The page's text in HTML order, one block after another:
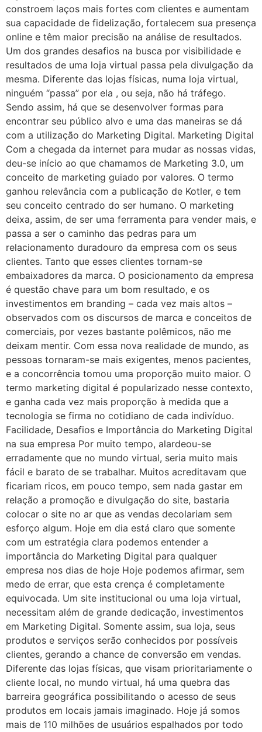
constroem laços mais fortes com clientes e aumentam
sua capacidade de fidelização, fortalecem sua presença
online e têm maior precisão na análise de resultados.
Um dos grandes desafios na busca por visibilidade e
resultados de uma loja virtual passa pela divulgação da
mesma. Diferente das lojas físicas, numa loja virtual,
ninguém “passa” por ela , ou seja, não há tráfego.
Sendo assim, há que se desenvolver formas para
encontrar seu público alvo e uma das maneiras se dá
com a utilização do Marketing Digital. Marketing Digital
Com a chegada da internet para mudar as nossas vidas,
deu-se início ao que chamamos de Marketing 3.0, um
conceito de marketing guiado por valores. O termo
ganhou relevância com a publicação de Kotler, e tem
seu conceito centrado do ser humano. O marketing
deixa, assim, de ser uma ferramenta para vender mais, e
passa a ser o caminho das pedras para um
relacionamento duradouro da empresa com os seus
clientes. Tanto que esses clientes tornam-se
embaixadores da marca. O posicionamento da empresa
é questão chave para um bom resultado, e os
investimentos em branding – cada vez mais altos –
observados com os discursos de marca e conceitos de
comerciais, por vezes bastante polêmicos, não me
deixam mentir. Com essa nova realidade de mundo, as
pessoas tornaram-se mais exigentes, menos pacientes,
e a concorrência tomou uma proporção muito maior. O
termo marketing digital é popularizado nesse contexto,
e ganha cada vez mais proporção à medida que a
tecnologia se firma no cotidiano de cada indivíduo.
Facilidade, Desafios e Importância do Marketing Digital
na sua empresa Por muito tempo, alardeou-se
erradamente que no mundo virtual, seria muito mais
fácil e barato de se trabalhar. Muitos acreditavam que
ficariam ricos, em pouco tempo, sem nada gastar em
relação a promoção e divulgação do site, bastaria
colocar o site no ar que as vendas decolariam sem
esforço algum. Hoje em dia está claro que somente
com um estratégia clara podemos entender a
importância do Marketing Digital para qualquer
empresa nos dias de hoje Hoje podemos afirmar, sem
medo de errar, que esta crença é completamente
equivocada. Um site institucional ou uma loja virtual,
necessitam além de grande dedicação, investimentos
em Marketing Digital. Somente assim, sua loja, seus
produtos e serviços serão conhecidos por possíveis
clientes, gerando a chance de conversão em vendas.
Diferente das lojas físicas, que visam prioritariamente o
cliente local, no mundo virtual, há uma quebra das
barreira geográfica possibilitando o acesso de seus
produtos em locais jamais imaginado. Hoje já somos
mais de 110 milhões de usuários espalhados por todo